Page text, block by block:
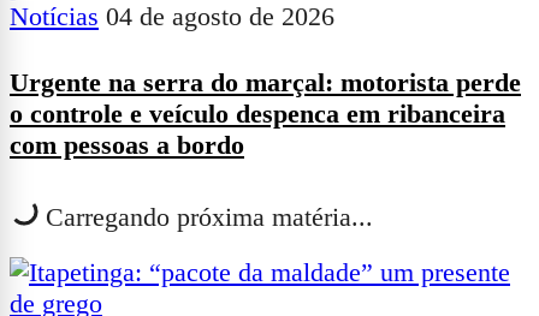
Notícias 04 de agosto de 2026
Urgente na serra do marçal: motorista perde
o controle e veículo despenca em ribanceira
com pessoas a bordo
Carregando próxima matéria...